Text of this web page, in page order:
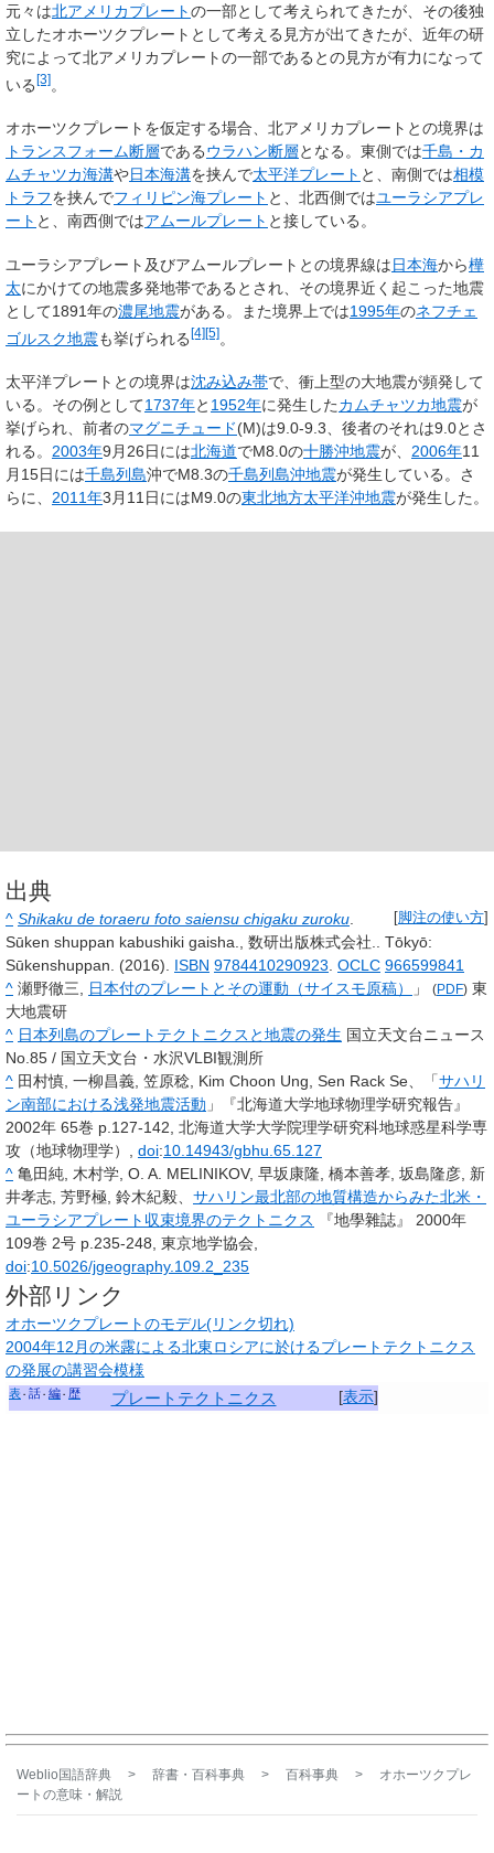
元々は北アメリカプレートの一部として考えられてきたが、その後独
立したオホーツクプレートとして考える見方が出てきたが、近年の研
究によって北アメリカプレートの一部であるとの見方が有力になって
いる[3]。
オホーツクプレートを仮定する場合、北アメリカプレートとの境界は
トランスフォーム断層であるウラハン断層となる。東側では千島・カ
ムチャツカ海溝や日本海溝を挟んで太平洋プレート と、南側では相模
トラフを挟んでフィリピン海プレート と、北西側ではユーラシアプレ
ート と、南西側ではアムールプレート と接している。
ユーラシアプレート及びアムールプレートとの境界線は日本海から樺
太にかけての地震多発地帯であるとされ、その境界近く起こった地震
として1891年の濃尾地震がある。また境界上では1995年のネフチェ
ゴルスク地震も挙げられる[4][5]。
太平洋プレートとの境界は沈み込み帯で、衝上型の大地震が頻発して
いる。その例として1737年と 1952年に発生したカムチャツカ地震が
挙げられ、前者のマグニチュード(M)は9.0-9.3、後者のそれは9.0とさ
れる。 2003年9月26日には北海道でM8.0の十勝沖地震が、 2006年11
月15日には千島列島沖でM8.3の千島列島沖地震が発生している。さ
らに、 2011年3月11日にはM9.0の東北地方太平洋沖地震が発生した。
出典
脚注の使い方
^ Shikaku de toraeru foto saiensu chigaku zuroku
Sūken shuppan kabushiki gaisha., 数研出版株式会社.. Tōkyō:
Sūkenshuppan. (2016). ISBN 9784410290923 OCLC 966599841
^ 瀬野徹三, 日本付のプレートとその運動（サイスモ原稿） 」 (PDF) 東
大地震研
^ 日本列島のプレートテクトニクスと地震の発生 国立天文台ニュース
No.85 / 国立天文台・水沢VLBI観測所
^ 田村慎, 一柳昌義, 笠原稔, Kim Choon Ung, Sen Rack Se、「サハリ
ン南部における浅発地震活動 」『北海道大学地球物理学研究報告』
2002年 65巻 p.127-142, 北海道大学大学院理学研究科地球惑星科学専
攻（地球物理学）, doi:10.14943/gbhu.65.127
^ 亀田純, 木村学, O. A. MELINIKOV, 早坂康隆, 橋本善孝, 坂島隆彦, 新
井孝志, 芳野極, 鈴木紀毅、 サハリン最北部の地質構造からみた北米・
ユーラシアプレート収束境界のテクトニクス
『地學雜誌』 2000年
109巻 2号 p.235-248, 東京地学協会,
doi:10.5026/jgeography.109.2_235
外部リンク
オホーツクプレートのモデル(リンク切れ)
2004年12月の米露による北東ロシアに於けるプレートテクトニクス
の発展の講習会模様
[表示]
表 話 編 歴 プレートテクトニクス
Weblio国語辞典 > 辞書・百科事典 > 百科事典 >
オホーツクプレ
ート の意味・解説